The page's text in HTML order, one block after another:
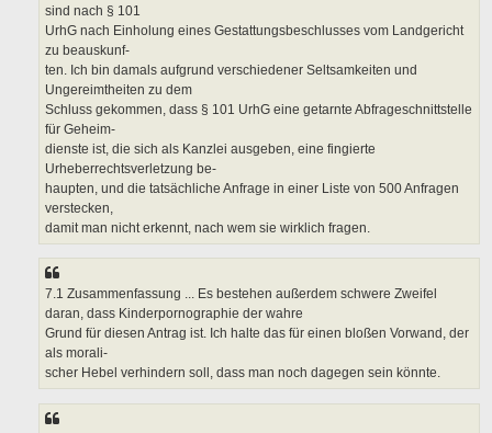
sind nach § 101
UrhG nach Einholung eines Gestattungsbeschlusses vom Landgericht
zu beauskunf-
ten. Ich bin damals aufgrund verschiedener Seltsamkeiten und
Ungereimtheiten zu dem
Schluss gekommen, dass § 101 UrhG eine getarnte Abfrageschnittstelle
für Geheim-
dienste ist, die sich als Kanzlei ausgeben, eine fingierte
Urheberrechtsverletzung be-
haupten, und die tatsächliche Anfrage in einer Liste von 500 Anfragen
verstecken,
damit man nicht erkennt, nach wem sie wirklich fragen.
7.1 Zusammenfassung ... Es bestehen außerdem schwere Zweifel
daran, dass Kinderpornographie der wahre
Grund für diesen Antrag ist. Ich halte das für einen bloßen Vorwand, der
als morali-
scher Hebel verhindern soll, dass man noch dagegen sein könnte.